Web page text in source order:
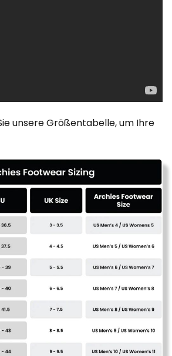
unsere Größentabelle, um Ihre